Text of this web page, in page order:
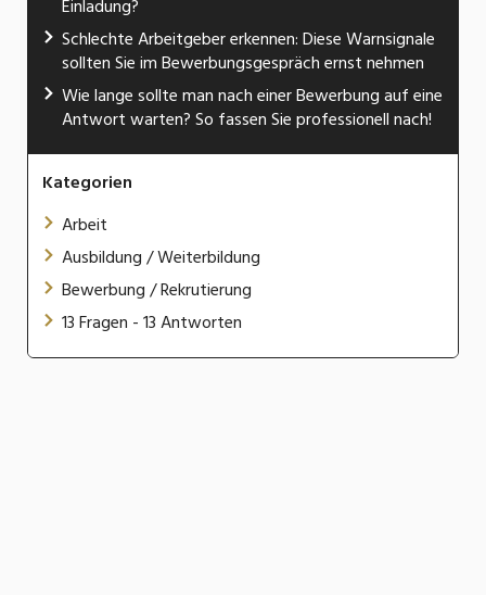
Einladung?
Schlechte Arbeitgeber erkennen: Diese Warnsignale
sollten Sie im Bewerbungsgespräch ernst nehmen
Wie lange sollte man nach einer Bewerbung auf eine
Antwort warten? So fassen Sie professionell nach!
Kategorien
Arbeit
Ausbildung / Weiterbildung
Bewerbung / Rekrutierung
13 Fragen - 13 Antworten